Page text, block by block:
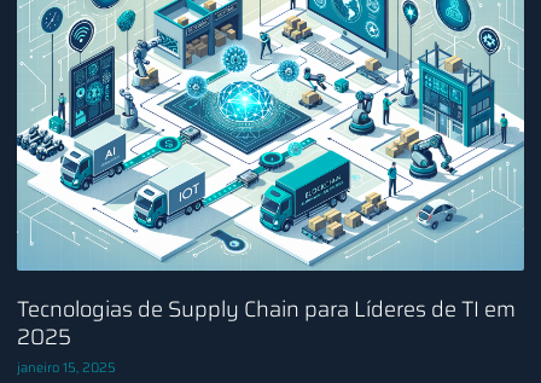
Tecnologias de Supply Chain para Líderes de TI em
2025
janeiro 15, 2025